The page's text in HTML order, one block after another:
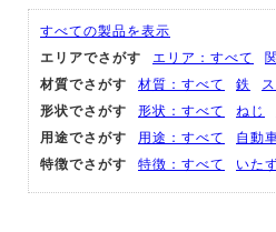
すべての製品を表示
エリアでさがす
エリア：すべて
材質でさがす
材質：すべて 鉄
形状でさがす
形状：すべて ねじ
用途でさがす
用途：すべて 自動
特徴でさがす
特徴：すべて いた